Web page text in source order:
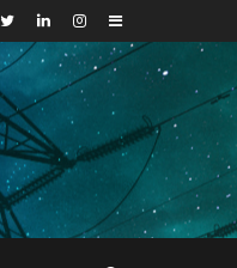
Sidebar